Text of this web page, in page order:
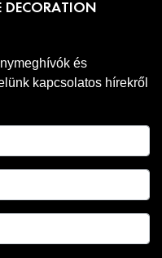
DECORATION
és
kapcsolatos hírekről